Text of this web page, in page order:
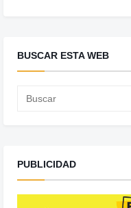
BUSCAR ESTA WEB
PUBLICIDAD